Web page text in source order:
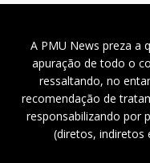
A PMU News preza a
apuração de todo o
ressaltando, no
recomendação de
responsabilizando por
(diretos, indiretos